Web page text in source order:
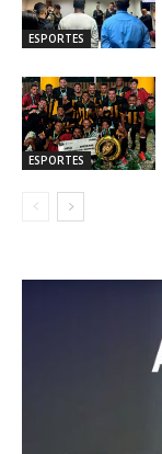
ESPORTES
ESPORTES